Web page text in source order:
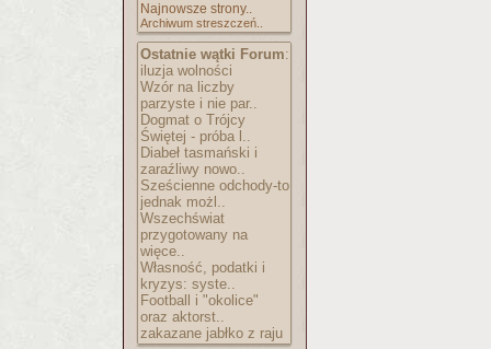
Najnowsze strony..
Archiwum streszczeń..
Ostatnie wątki Forum:
iluzja wolności
Wzór na liczby
parzyste i nie par..
Dogmat o Trójcy
Świętej - próba l..
Diabeł tasmański i
zaraźliwy nowo..
Sześcienne odchody-to
jednak możl..
Wszechświat
przygotowany na
więce..
Własność, podatki i
kryzys: syste..
Football i "okolice"
oraz aktorst..
zakazane jabłko z raju